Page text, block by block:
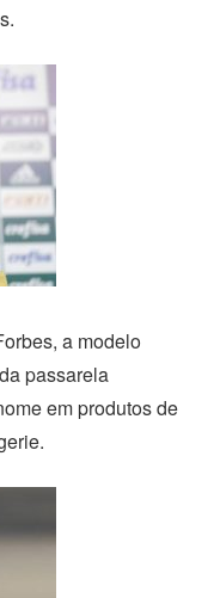
a modelo
passarela
em produtos de